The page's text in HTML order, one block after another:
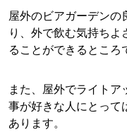
屋外のビアガーデンの
り、外で飲む気持ち
ることができるところ
また、屋外でライト
事が好きな人にとって
あります。